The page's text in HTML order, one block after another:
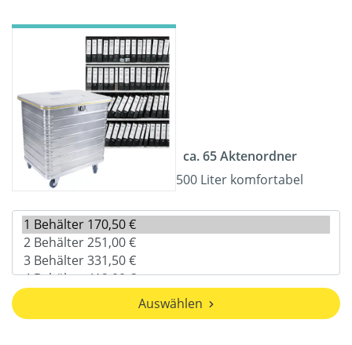
ca. 65 Aktenordner
500 Liter komfortabel
Auswählen